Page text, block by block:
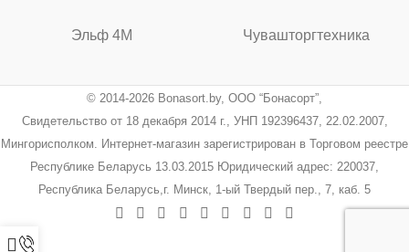
Эльф 4М Чувашторгтехника
© 2014-2026 Bonasort.by, ООО “Бонасорт”,
Свидетельство от 18 декабря 2014 г., УНП 192396437, 22.02.2007,
Мингорисполком. Интернет-магазин зарегистрирован в Торговом реестре
Республике Беларусь 13.03.2015 Юридический адрес: 220037,
Республика Беларусь,г. Минск, 1-ый Твердый пер., 7, каб. 5